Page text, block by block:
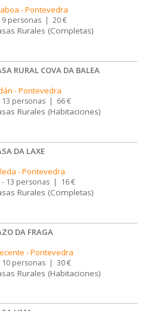
-Pontevedra
9 personas 20 €
Rurales (Completas)
RURAL COVA DA BALEA
-Pontevedra
13 personas | 66 €
Rurales (Habitaciones)
DA LAXE
-Pontevedra
- 13 personas | 16 €
Rurales (Completas)
DA FRAGA
-Pontevedra
10 personas | 30 €
Rurales (Habitaciones)